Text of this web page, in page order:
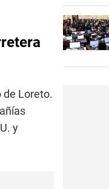
de Loreto.
y